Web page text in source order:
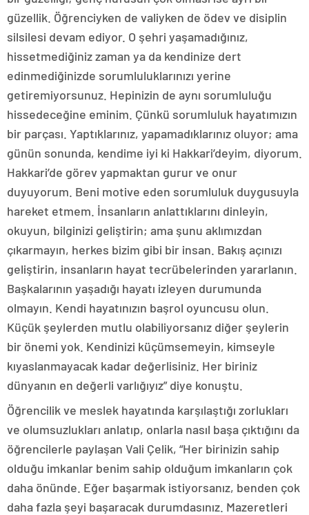
güzellik. Öğrenciyken de valiyken de ödev ve disiplin
silsilesi devam ediyor. O şehri yaşamadığınız,
hissetmediğiniz zaman ya da kendinize dert
edinmediğinizde sorumluluklarınızı yerine
getiremiyorsunuz. Hepinizin de aynı sorumluluğu
hissedeceğine eminim. Çünkü sorumluluk hayatımızın
bir parçası. Yaptıklarınız, yapamadıklarınız oluyor; ama
günün sonunda, kendime iyi ki Hakkari’deyim, diyorum.
Hakkari’de görev yapmaktan gurur ve onur
duyuyorum. Beni motive eden sorumluluk duygusuyla
hareket etmem. İnsanların anlattıklarını dinleyin,
okuyun, bilginizi geliştirin; ama şunu aklımızdan
çıkarmayın, herkes bizim gibi bir insan. Bakış açınızı
geliştirin, insanların hayat tecrübelerinden yararlanın.
Başkalarının yaşadığı hayatı izleyen durumunda
olmayın. Kendi hayatınızın başrol oyuncusu olun.
Küçük şeylerden mutlu olabiliyorsanız diğer şeylerin
bir önemi yok. Kendinizi küçümsemeyin, kimseyle
kıyaslanmayacak kadar değerlisiniz. Her biriniz
dünyanın en değerli varlığıyız” diye konuştu.
Öğrencilik ve meslek hayatında karşılaştığı zorlukları
ve olumsuzlukları anlatıp, onlarla nasıl başa çıktığını da
öğrencilerle paylaşan Vali Çelik, “Her birinizin sahip
olduğu imkanlar benim sahip olduğum imkanların çok
daha önünde. Eğer başarmak istiyorsanız, benden çok
daha fazla şeyi başaracak durumdasınız. Mazeretleri